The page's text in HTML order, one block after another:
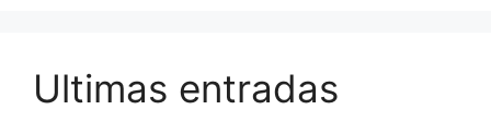
Ultimas entradas